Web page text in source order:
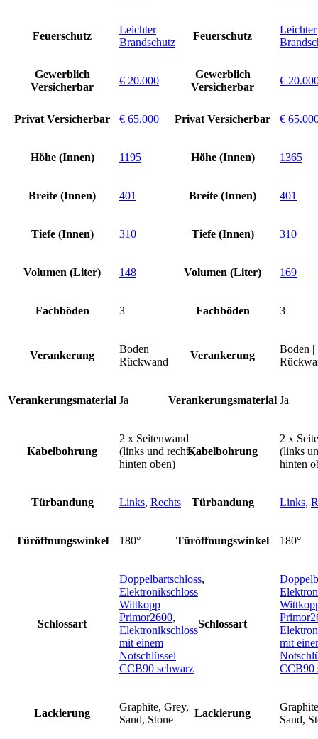
Feuerschutz
Leichter
Brandschutz
Gewerblich
Versicherbar
€ 20.000
Privat Versicherbar € 65.000
Höhe (Innen) 1195
Breite (Innen) 401
Tiefe (Innen) 310
Volumen (Liter) 148
Fachböden 3
Verankerung
Boden |
Rückwand
Verankerungsmaterial Ja
Kabelbohrung
2 x Seitenwand
(links und rechts,
hinten oben)
Türbandung Links, Rechts
Türöffnungswinkel 180°
Schlossart
Doppelbartschloss,
Elektronikschloss
Wittkopp
Primor2600,
Elektronikschloss
mit einem
Notschlüssel
CCB90 schwarz
Lackierung
Graphite, Grey,
Sand, Stone
Feuerschutz
Leichter
Gewerblich
Versicherbar
€
Privat Versicherbar €
Höhe (Innen) 1365
Breite (Innen) 401
Tiefe (Innen) 310
Volumen (Liter) 169
Fachböden 3
Verankerung
Boden |
Verankerungsmaterial Ja
Kabelbohrung
2 x
(links
hinten
Türbandung Links,
Türöffnungswinkel 180°
Schlossart
mit
CCB90
Lackierung
Sand,